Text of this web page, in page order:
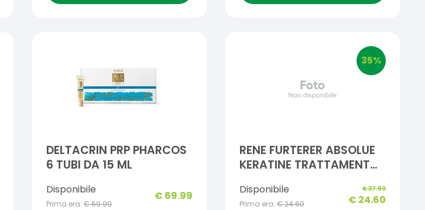
DELTACRIN PRP PHARCOS
6 TUBI DA 15 ML
Disponibile
Prima era: €69.99
€ 69.99
35%
RENE FURTERER ABSOLUE
KERATINE TRATTAMENTO
RISTRUTTURANTE 100 ML
Disponibile
Prima era: €24.60
€37.90
€ 24.60